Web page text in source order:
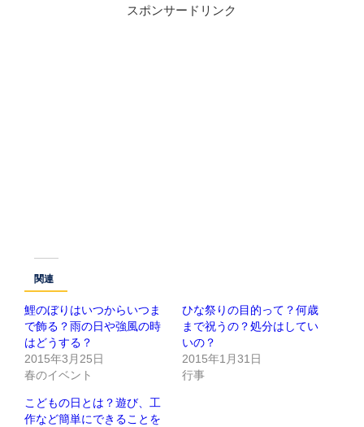
スポンサードリンク
関連
鯉のぼりはいつからいつま
で飾る？雨の日や強風の時
はどうする？
2015年3月25日
春のイベント
ひな祭りの目的って？何歳
まで祝うの？処分はしてい
いの？
2015年1月31日
行事
こどもの日とは？遊び、工
作など簡単にできることを